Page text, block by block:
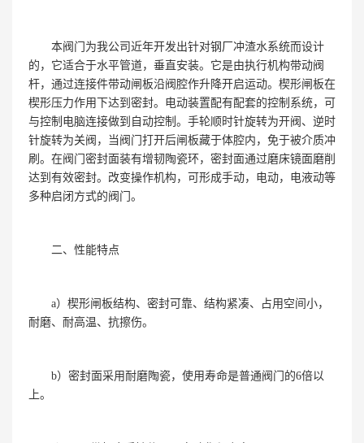
本阀门为我公司近年开发出针对钢厂冲渣水系统而设计
的，它适合于水平管道，垂直安装。它是由执行机构带动阀
杆，通过连接件带动闸板沿阀腔作升降开启运动。楔形闸板在
楔形压力作用下达到密封。电动装置配有配套的控制系统，可
与控制电脑连接做到自动控制。手轮顺时针旋转为开阀、逆时
针旋转为关阀，当阀门打开后闸板藏于体腔内，免于被介质冲
刷。在阀门密封面装有增韧陶瓷环，密封面通过磨床镜面磨削
达到有效密封。改变操作机构，可形成手动，电动，电液动等
多种启闭方式的阀门。
二、性能特点
a）楔形闸板结构、密封可靠、结构紧凑、占用空间小，
耐磨、耐高温、抗擦伤。
b）密封面采用耐磨陶瓷，使用寿命是普通阀门的6倍以
上。